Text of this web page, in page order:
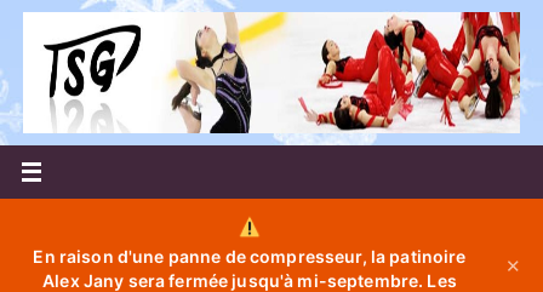
Passer
contenu
En raison d'une panne de compresseur, la patinoire
Alex Jany sera fermée jusqu'à mi-septembre. Les
✕